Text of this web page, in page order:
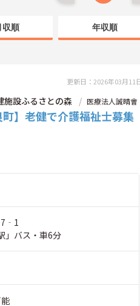
収順 年収順
更新日：2026年03月11
施設ふるさとの森 医療法人誠晴會
町】老健で介護福祉士募集
」バス・車6分